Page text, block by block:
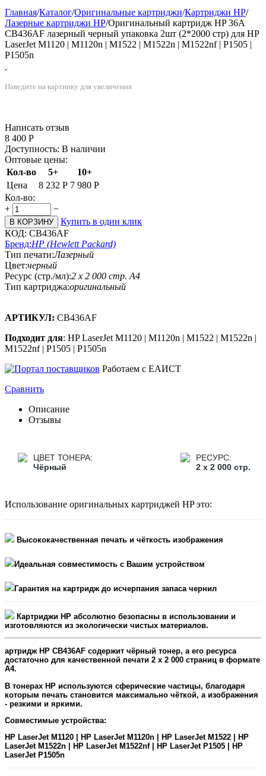
Главная/Каталог/Оригинальные картриджи/Картриджи HP/
Лазерные картриджи HP/​Оригинальный картридж​ ​HP 36A
CB436AF лазерный черный упаковка 2шт (2*2000 стр) для HP
LaserJet M1120 | M1120n | M1522 | M1522n | M1522nf | P1505 |
P1505n
Наведите на картинку для увеличения
Написать отзыв
8 400 Р
Доступность: В наличии
Оптовые цены:
Кол-во
5+
10+
Цена
8 232 Р 7 980 Р
Кол-во:
+
−
В КОРЗИНУ
Купить в один клик
КОД: CB436AF
Бренд:HP (Hewlett Packard)
Тип печати:Лазерный
Цвет:черный
Ресурс (стр./мл):2 x 2 000 стр. А4
Тип картриджа:оригинальный
АРТИКУЛ: CB436AF
Подходит для: HP LaserJet M1120 | M1120n | M1522 | M1522n |
M1522nf | P1505 | P1505n
Работаем с ЕАИСТ
Сравнить
Описание
Отзывы
ЦВЕТ ТОНЕРА:
Чёрный
РЕСУРС:
2 x 2 000 стр.
Использование оригинальных картриджей HP это:
Высококачественная печать и чёткость изображения
Идеальная совместимость с Вашим устройством
Гарантия на картридж до исчерпания запаса чернил
Картриджи HP абсолютно безопасны в использовании и
изготовляются из экологически чистых материалов.
артридж HP CB436AF содержит чёрный тонер, а его ресурса
достаточно для качественной печати 2 x 2 000 страниц в формате
А4.
В тонерах HP используются сферические частицы, благодаря
которым печать становится максимально чёткой, а изображения
- резкими и яркими.
Совместимые устройства:
HP LaserJet M1120 | HP LaserJet M1120n | HP LaserJet M1522 | HP
LaserJet M1522n | HP LaserJet M1522nf | HP LaserJet P1505 | HP
LaserJet P1505n